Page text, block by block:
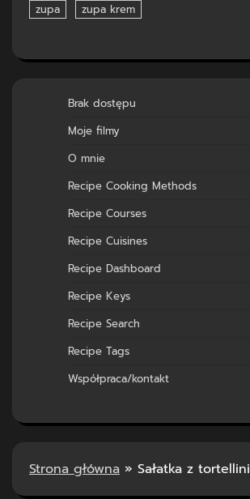
zupa
zupa krem
Brak dostępu
Moje filmy
O mnie
Recipe Cooking Methods
Recipe Courses
Recipe Cuisines
Recipe Dashboard
Recipe Keys
Recipe Search
Recipe Tags
Współpraca/kontakt
Strona główna » Sałatka z tortellini